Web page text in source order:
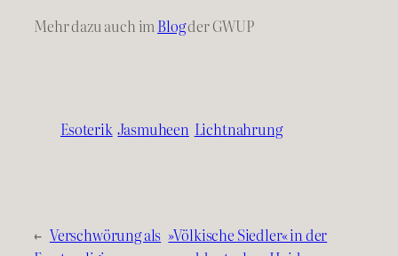
Mehr dazu auch imBlogder GWUP
Esoterik Jasmuheen Lichtnahrung
← Verschwörung als »Völkische Siedler« in der